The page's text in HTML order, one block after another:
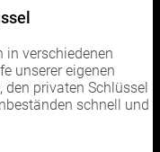
in verschiedenen
unserer eigenen
privaten Schlüssel
schnell und